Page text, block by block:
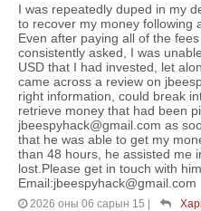
I was repeatedly duped in my
to recover my money following
Even after paying all of the
consistently asked, I was
USD that I had invested, let
came across a review on
right information, could break
retrieve money that had been
jbeespyhack@gmail.com as
that he was able to get my
than 48 hours, he assisted me
lost.Please get in touch with
Email:jbeespyhack@gmail.com
2026 оны 06 сарын 15 |